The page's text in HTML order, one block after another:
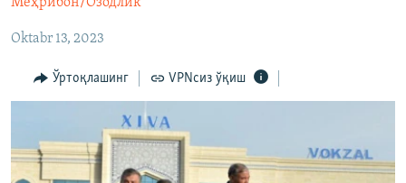
ИЖТИМОИЙ ТАРМОҚЛАР
Озодлик бошқа тилларда
Oktabr 13, 2023
Ўртоқлашинг VPNсиз ўқиш